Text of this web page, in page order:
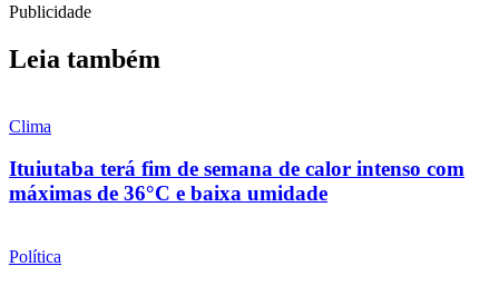
Publicidade
Leia também
Clima
Ituiutaba terá fim de semana de calor intenso com
máximas de 36°C e baixa umidade
Política